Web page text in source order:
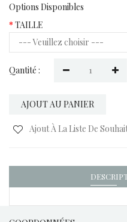
Options Disponibles
TAILLE
Qantité :
AJOUT AU PANIER
Ajout À La Liste De